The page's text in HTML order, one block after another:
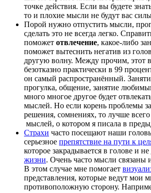
точке действия. Если вы будете
то и плохие мысли не будут вас
Порой нужно отпустить мысли,
сделать это не всегда легко.
поможет отвлечение, какое-либо
поможет вытеснить негатив из
другую волну. Между прочим, этот
безотказно практически в 99
он самый распространённый.
прогулка, общение, занятие
много многое другое будет
мыслей. Но если корень проблемы
решения, сомнениях, то лучше
мыслей, о котором я писала в
Страхи часто посещают наши
серьезное препятствие на пути к
которое закрадывается в голове и не
жизни. Очень часто мысли связаны
В этом случае мне помогает
представления, которые ведут мои
противоположную сторону.